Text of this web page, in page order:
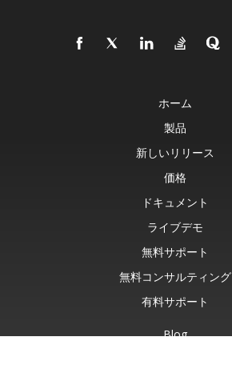
ホーム
製品
新しいリリース
価格
ドキュメント
ライブデモ
無料サポート
無料コンサルティング
有料サポート
Blog